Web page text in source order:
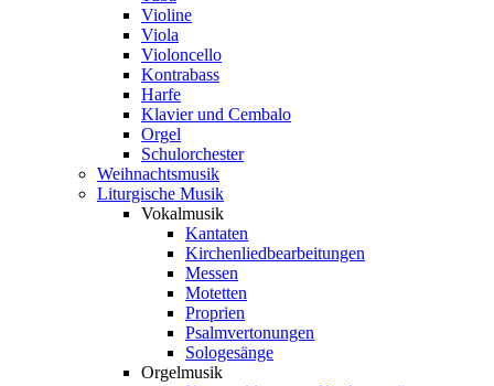
Violine
Viola
Violoncello
Kontrabass
Harfe
Klavier und Cembalo
Orgel
Schulorchester
Weihnachtsmusik
Liturgische Musik
Vokalmusik
Kantaten
Kirchenliedbearbeitungen
Messen
Motetten
Proprien
Psalmvertonungen
Sologesänge
Orgelmusik